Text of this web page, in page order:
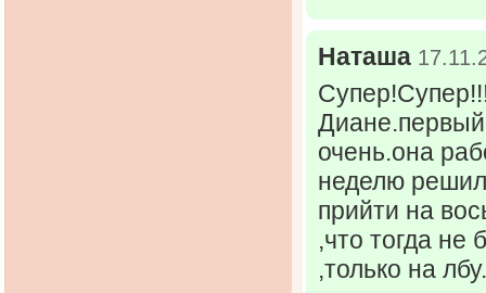
Наташа
очень.она
неделю
прийти на
,что тогда не
,только на